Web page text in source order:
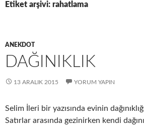
Etiket arşivi: rahatlama
ANEKDOT
DAĞINIKLIK
13 ARALIK 2015 YORUM YAPIN
Selim İleri bir yazısında evinin
Satırlar arasında gezinirken kendi